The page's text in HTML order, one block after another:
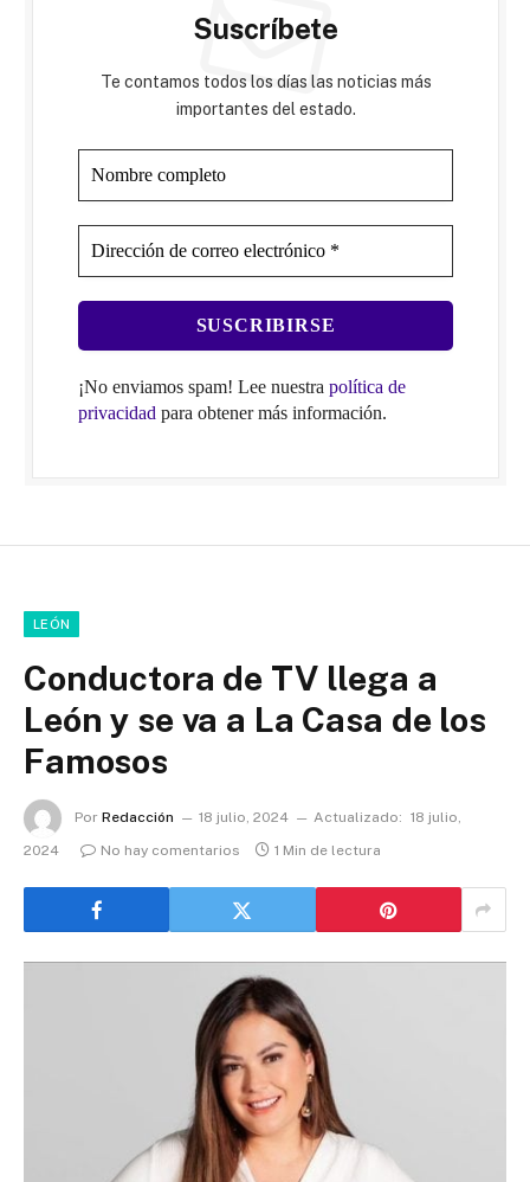
Suscríbete
Te contamos todos los días las noticias más
importantes del estado.
¡No enviamos spam! Lee nuestra política de
privacidad para obtener más información.
LEÓN
Conductora de TV llega a
León y se va a La Casa de los
Famosos
Por Redacción 18 julio, 2024 Actualizado: 18 julio,
2024
No hay comentarios 1 Min de lectura